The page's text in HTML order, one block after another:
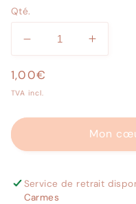
Qté.
Réduire
la
quantité
de
personnalisée
la
Prix
1,00€
TVA incl.
Mon
Service de retrait
Carmes